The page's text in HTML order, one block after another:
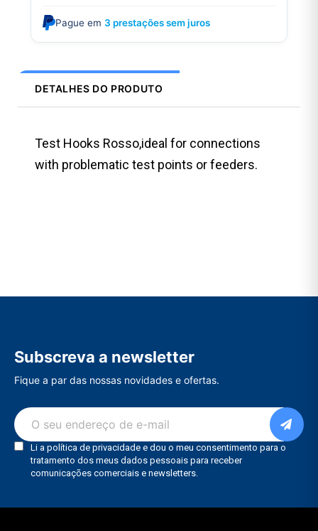
Pague em 3 prestações sem juros
DETALHES DO PRODUTO
Test Hooks Rosso,ideal for connections
with problematic test points or feeders.
Subscreva a newsletter
Fique a par das nossas novidades e ofertas.